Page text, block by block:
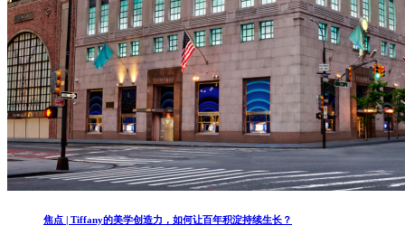
焦点 | Tiffany的美学创造力，如何让百年积淀持续生长？